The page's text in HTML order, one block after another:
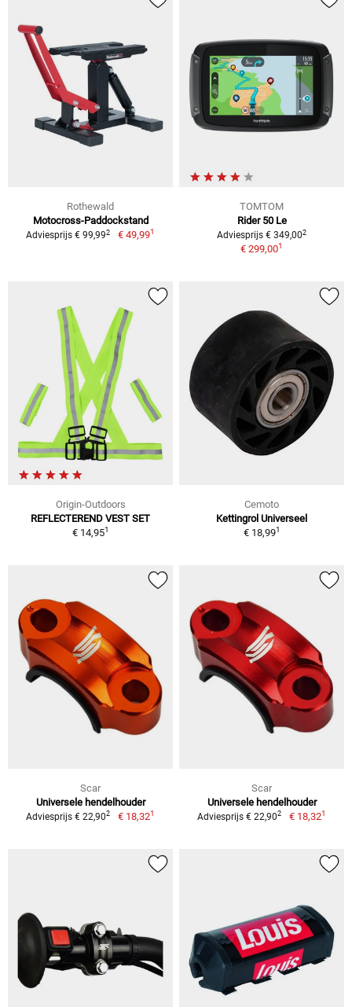
Rothewald
Motocross-Paddockstand
Adviesprijs € 99,992 € 49,991
TOMTOM
Rider 50 Le
Adviesprijs € 349,002
€ 299,001
Origin-Outdoors
REFLECTEREND VEST SET
€ 14,951
Cemoto
Kettingrol Universeel
€ 18,991
Scar
Universele hendelhouder
Adviesprijs € 22,902 € 18,321
Scar
Universele hendelhouder
Adviesprijs € 22,902 € 18,321